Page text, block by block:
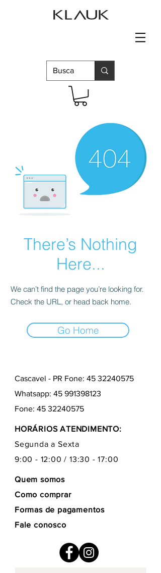
There’s Nothing
Here...
We can’t find the page you’re looking for.
Check the URL, or head back home.
Go Home
Cascavel - PR Fone: 45 32240575
Whatsapp: 45 991398123
Fone: 45 32240575
HORÁRIOS ATENDIMENTO:
Segunda a Sexta
9:00 - 12:00 / 13:30 - 17:00
Quem somos
Como comprar
Formas de pagamentos
Fale conosco